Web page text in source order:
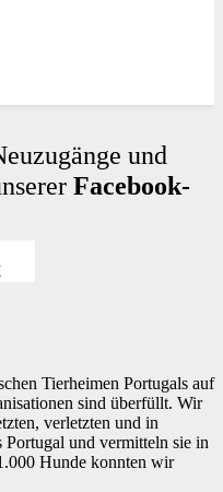
und
Facebook-
Tierheimen Portugals auf
sind überfüllt. Wir
verletzten und in
Portugal und vermitteln sie in
Hunde konnten wir